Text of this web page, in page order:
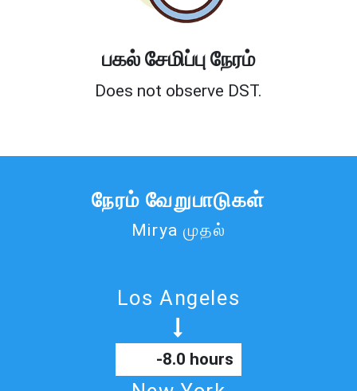
பகல் சேமிப்பு நேரம்
Does not observe DST.
நேரம் வேறுபாடுகள்
Mirya முதல்
Los Angeles
-8.0 hours